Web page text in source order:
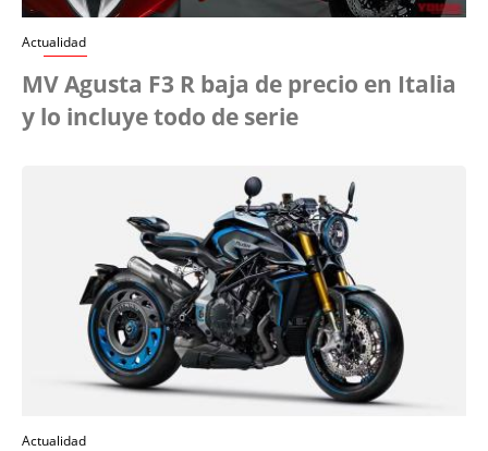
Actualidad
MV Agusta F3 R baja de precio en Italia
y lo incluye todo de serie
Actualidad